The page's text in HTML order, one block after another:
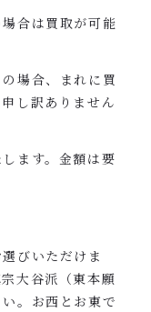
合は買取が可能
場合、まれに買
し訳ありません
ます。金額は要
びいただけま
大谷派（東本願
。お西とお東で